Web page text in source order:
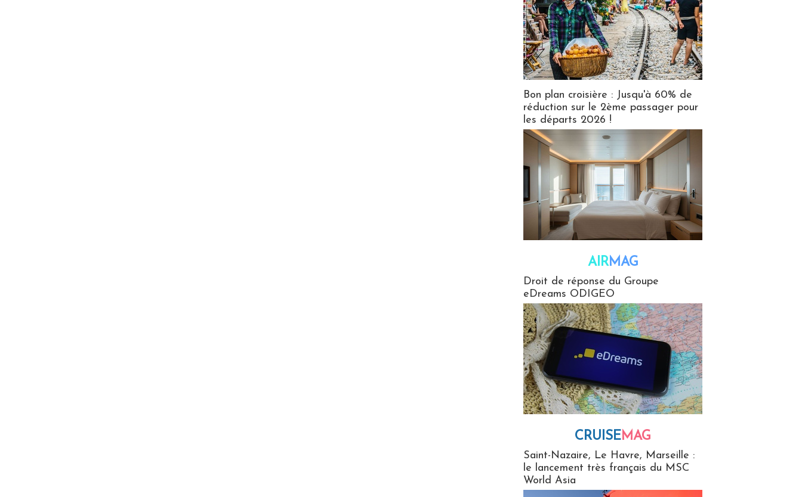
Bon plan croisière : Jusqu'à 60% de
réduction sur le 2ème passager pour
les départs 2026 !
AIRMAG
Droit de réponse du Groupe
eDreams ODIGEO
CRUISEMAG
Saint-Nazaire, Le Havre, Marseille :
le lancement très français du MSC
World Asia